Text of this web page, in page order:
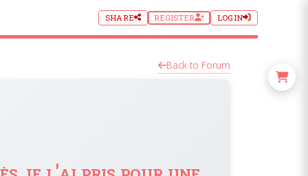
SHARE REGISTER LOGIN
Back to Forum